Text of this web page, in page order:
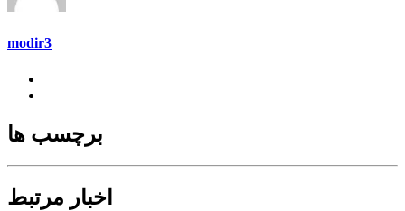
modir3
برچسب ها
اخبار مرتبط